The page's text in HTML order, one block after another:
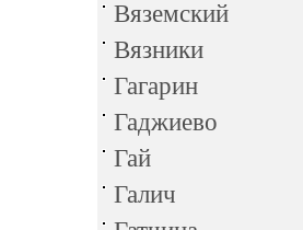
Вяземский
Вязники
Гагарин
Гаджиево
Гай
Галич